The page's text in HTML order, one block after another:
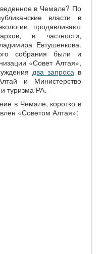
в Чемале? По
власти в
продавливают
в частности,
Евтушенкова.
собрания были и
«Совет Алтая»,
два запроса в
и Министерство
туризма РА.
в Чемале, коротко в
«Советом Алтая»: